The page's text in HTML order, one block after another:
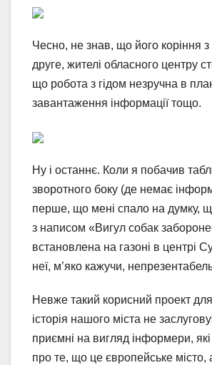
Чесно, не знав, що його коріння
друге, жителі обласного центру
що робота з гідом незручна в
завантаження інформації тощо.
Ну і останнє. Коли я побачив
зворотного боку (де немає
перше, що мені спало на думку,
з написом «Вигул собак
встановлена ​​на газоні в центрі
неї, м’яко кажучи,
Невже такий корисний проект
історія нашого міста не
приємні на вигляд інформери,
про те, що це європейське місто,